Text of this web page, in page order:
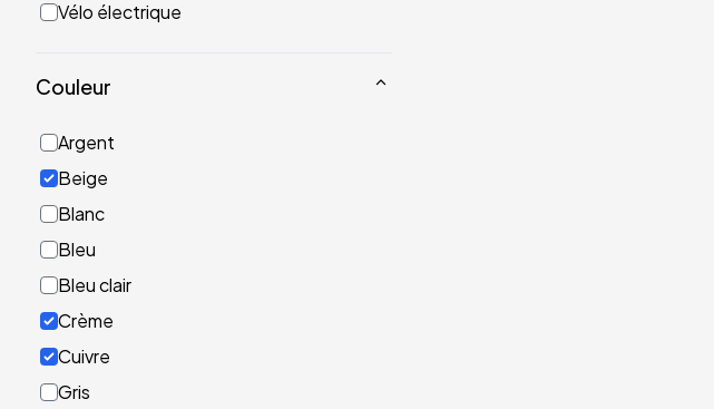
Vélo électrique
Couleur
Argent
Beige
Blanc
Bleu
Bleu clair
Crème
Cuivre
Gris